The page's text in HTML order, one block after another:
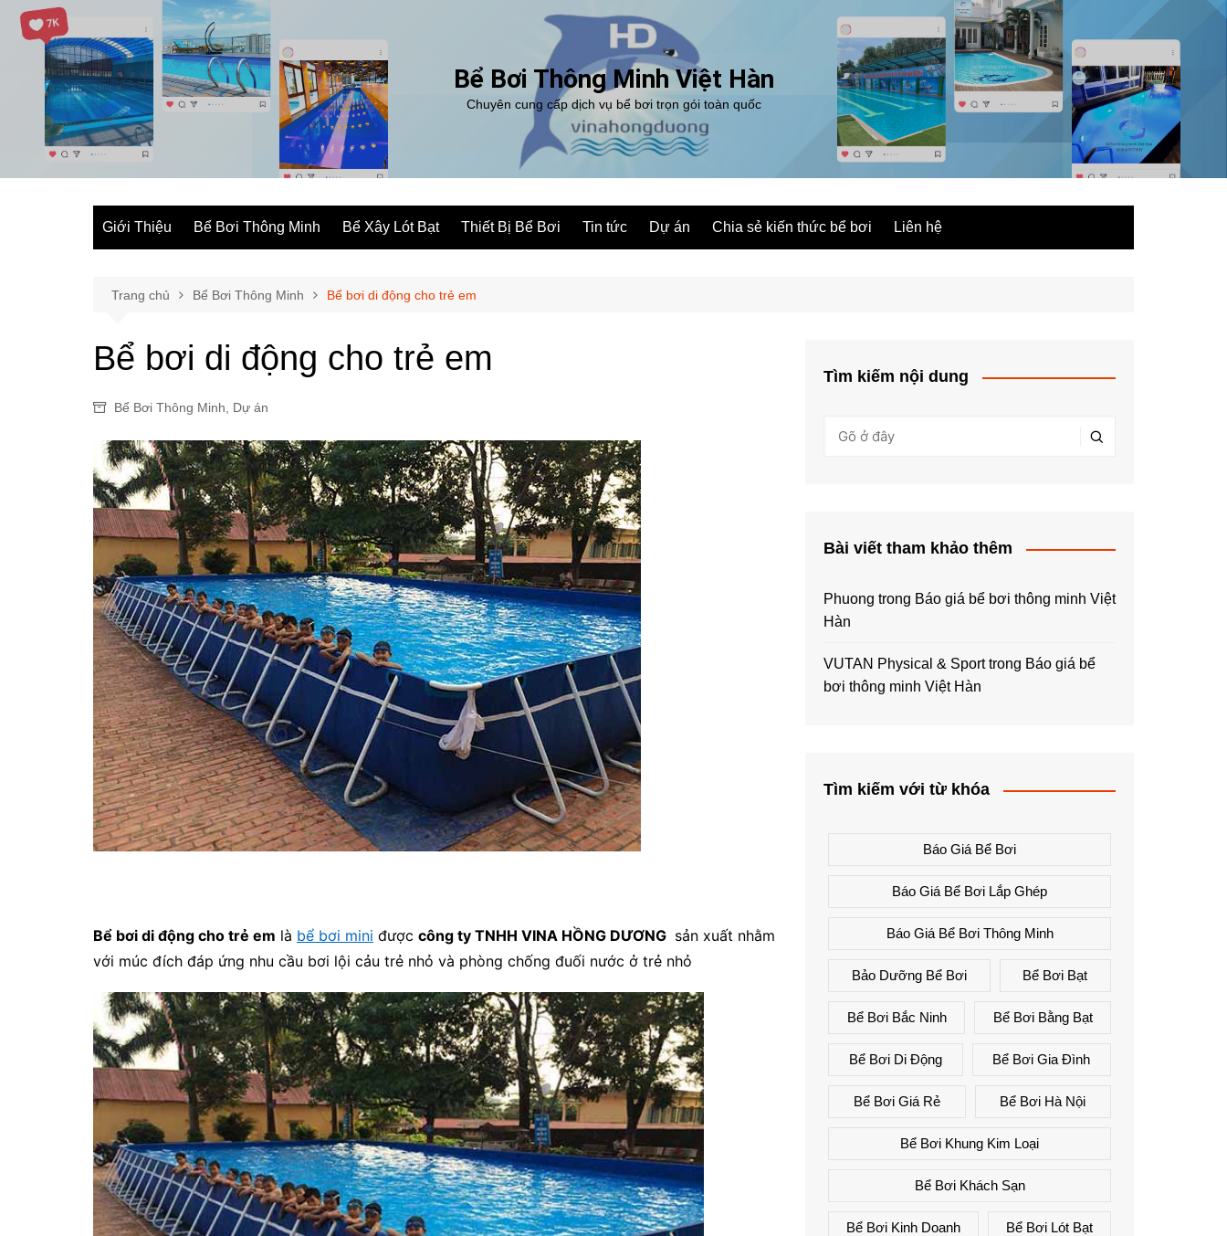
Chuyển
đến
Bể Bơi Thông Minh Việt Hàn
Chuyên cung cấp dịch vụ bể bơi trọn gói toàn quốc
Giới Thiệu Bể Bơi Thông Minh Bể Xây Lót Bạt Thiết Bị Bể Bơi Tin tức Dự án Chia sẻ kiến thức bể bơi Liên hệ
Trang chủ Bể Bơi Thông Minh Bể bơi di động cho trẻ em
Bể bơi di động cho trẻ em
Bể Bơi Thông Minh Dự án
Bể bơi di động cho trẻ em là bể bơi mini được công ty TNHH VINA HỒNG DƯƠNG sản xuất nhằm
với múc đích đáp ứng nhu cầu bơi lội cảu trẻ nhỏ và phòng chống đuối nước ở trẻ nhỏ
Tìm kiếm nội dung
Bài viết tham khảo thêm
Phuong trong Báo giá bể bơi thông minh Việt
Hàn
VUTAN Physical & Sporttrong Báo giá bể
bơi thông minh Việt Hàn
Tìm kiếm với từ khóa
Báo Giá Bể Bơi
Báo Giá Bể Bơi Lắp Ghép
Báo Giá Bể Bơi Thông Minh
Bảo Dưỡng Bể Bơi Bể Bơi Bạt
Bể Bơi Bắc Ninh Bể Bơi Bằng Bạt
Bể Bơi Di Động Bể Bơi Gia Đình
Bể Bơi Giá Rẻ Bể Bơi Hà Nội
Bể Bơi Khung Kim Loại
Bể Bơi Khách Sạn
Bể Bơi Kinh Doanh Bể Bơi Lót Bạt